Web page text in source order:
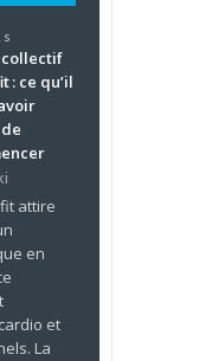
collectif
: ce qu’il
attire
en
et
La